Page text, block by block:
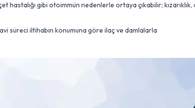
hastalığı gibi otoimmün nedenlerle ortaya çıkabilir; kızarıklık,
süreci iltihabın konumuna göre ilaç ve damlalarla